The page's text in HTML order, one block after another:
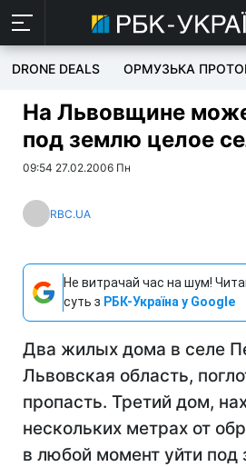
DRONE DEALS ОРМУЗЬКА
На Львовщине
под землю целое
09:54 27.02.2006 Пн
RBC.UA
Не витрачай час на шум!
суть з РБК-Україна у Google
Два жилых дома в селе
Львовская область,
пропасть. Третий дом,
нескольких метрах от
в любой момент уйти под